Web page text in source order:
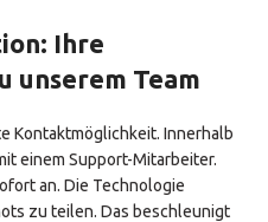
Ihre
unserem Team
Kontaktmöglichkeit. Innerhalb
einem Support-Mitarbeiter.
an. Die Technologie
zu teilen. Das beschleunigt